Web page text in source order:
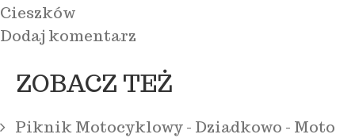
Cieszków
Dodaj komentarz
ZOBACZ TEŻ
Piknik Motocyklowy - Dziadkowo - Moto